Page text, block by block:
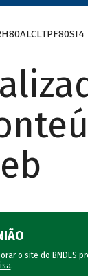
o site do BNDES
.